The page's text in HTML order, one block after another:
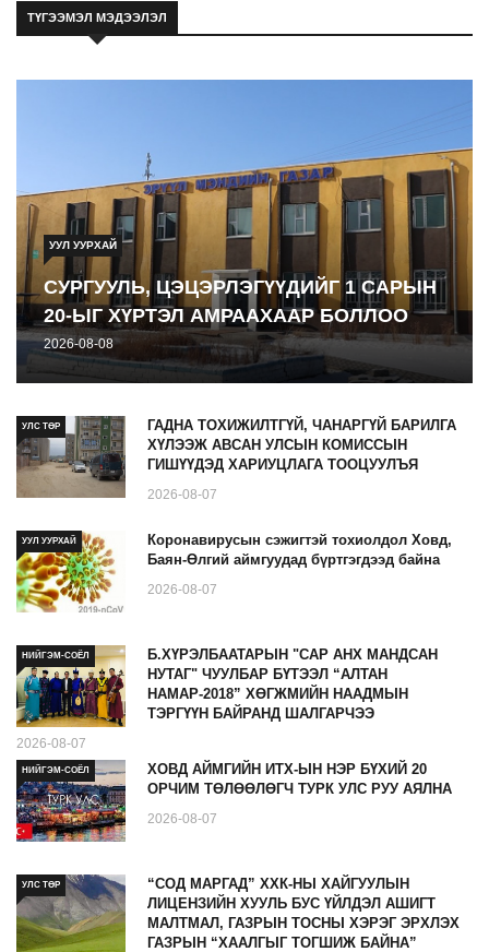
2026-08-08
ТҮГЭЭМЭЛ МЭДЭЭЛЭЛ
УУЛ УУРХАЙ
СУРГУУЛЬ, ЦЭЦЭРЛЭГҮҮДИЙГ 1 САРЫН
20-ЫГ ХҮРТЭЛ АМРААХААР БОЛЛОО
2026-08-08
УЛС ТӨР
ГАДНА ТОХИЖИЛТГҮЙ, ЧАНАРГҮЙ БАРИЛГА
ХҮЛЭЭЖ АВСАН УЛСЫН КОМИССЫН
ГИШҮҮДЭД ХАРИУЦЛАГА ТООЦУУЛЪЯ
2026-08-07
УУЛ УУРХАЙ
Коронавирусын сэжигтэй тохиолдол Ховд,
Баян-Өлгий аймгуудад бүртгэгдээд байна
2026-08-07
НИЙГЭМ-СОЁЛ
Б.ХҮРЭЛБААТАРЫН "САР АНХ МАНДСАН
НУТАГ" ЧУУЛБАР БҮТЭЭЛ “АЛТАН
НАМАР-2018” ХӨГЖМИЙН НААДМЫН
ТЭРГҮҮН БАЙРАНД ШАЛГАРЧЭЭ
2026-08-07
НИЙГЭМ-СОЁЛ
ХОВД АЙМГИЙН ИТХ-ЫН НЭР БҮХИЙ 20
ОРЧИМ ТӨЛӨӨЛӨГЧ ТУРК УЛС РУУ АЯЛНА
2026-08-07
УЛС ТӨР
“СОД МАРГАД” ХХК-НЫ ХАЙГУУЛЫН
ЛИЦЕНЗИЙН ХУУЛЬ БУС ҮЙЛДЭЛ АШИГТ
МАЛТМАЛ, ГАЗРЫН ТОСНЫ ХЭРЭГ ЭРХЛЭХ
ГАЗРЫН “ХААЛГЫГ ТОГШИЖ БАЙНА”